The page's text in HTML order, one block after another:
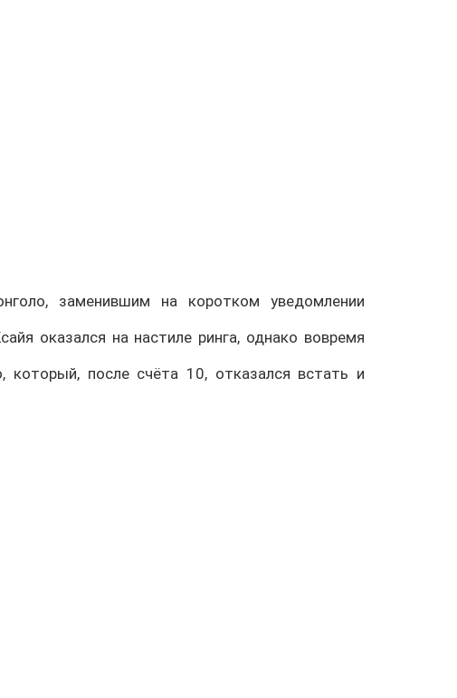
заменившим на коротком уведомлении
оказался на настиле ринга, однако вовремя
после счёта 10, отказался встать и